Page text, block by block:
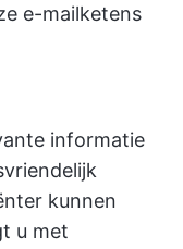
e-mailketens
informatie
kunnen
u met